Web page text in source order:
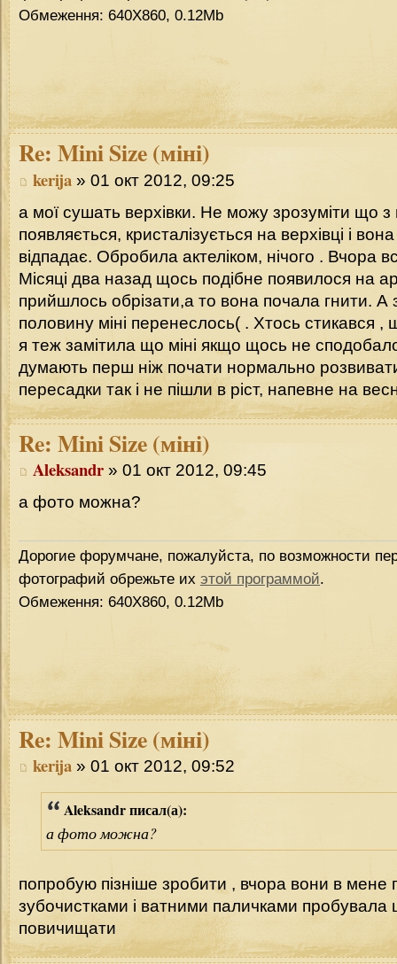
Обмеження: 640Х860, 0.12Mb
Re: Mini Size (міні)
kerija » 01 окт 2012, 09:25
а мої сушать верхівки. Не можу зрозуміти що з
появляється, кристалізується на верхівці і
відпадає. Обробила актеліком, нічого . Вчора
Місяці два назад щось подібне появилося на
прийшлось обрізати,а то вона почала гнити.
половину міні перенеслось( . Хтось стикався ,
я теж замітила що міні якщо щось не
думають перш ніж почати нормально
пересадки так і не пішли в ріст, напевне на
Re: Mini Size (міні)
Aleksandr » 01 окт 2012, 09:45
а фото можна?
Дорогие форумчане, пожалуйста, по возможности
фотографий обрежьте их этой программой.
Обмеження: 640Х860, 0.12Mb
Re: Mini Size (міні)
kerija » 01 окт 2012, 09:52
Aleksandr писал(а):
а фото можна?
попробую пізніше зробити , вчора вони в мене
зубочистками і ватними паличками пробувала
повичищати